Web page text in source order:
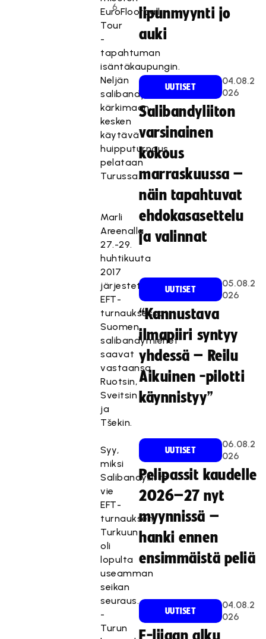
6
EuroFloorball
Tour
-
tapahtuman
isäntäkaupungin.
Neljän
salibandyn
kärkimaan
kesken
käytävä
huipputurnaus
pelataan
Turussa.
Marli
Areenalla
27.-29.
huhtikuuta
2017
järjestettävässä
EFT-
turnauksessa
Suomen
salibandymiehet
saavat
vastaansa
Ruotsin,
Sveitsin
ja
Tšekin.
Syy,
miksi
Salibandyliitto
vie
EFT-
turnauksen
Turkuun
oli
lopulta
useamman
seikan
seuraus.
-
Turun
lipunmyynti jo
auki
UUTISET
04.08.2
026
Salibandyliiton
varsinainen
kokous
marraskuussa –
näin tapahtuvat
ehdokasasettelu
ja valinnat
UUTISET
05.08.2
026
“Kannustava
ilmapiiri syntyy
yhdessä – Reilu
Aikuinen -pilotti
käynnistyy”
UUTISET
06.08.2
026
Pelipassit kaudelle
2026–27 nyt
myynnissä –
hanki ennen
ensimmäistä peliä
UUTISET
04.08.2
026